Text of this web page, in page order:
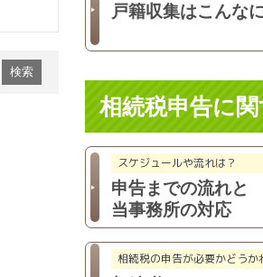
戸籍収集はこんな
相続税申告に
スケジュールや流れは？
申告までの流れと
当事務所の対応
相続税の申告が必要かどうか